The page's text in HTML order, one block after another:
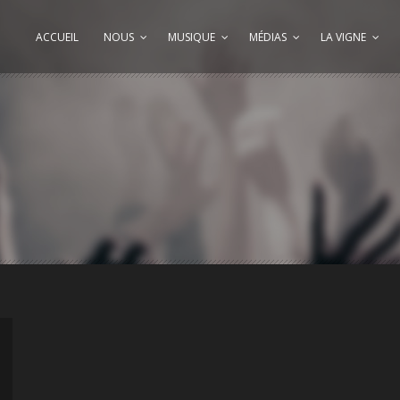
ACCUEIL NOUS MUSIQUE MÉDIAS LA VIGNE